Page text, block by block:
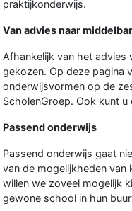
praktijkonderwijs.
Van advies naar
Afhankelijk van het
gekozen. Op deze pagina
onderwijsvormen op de
ScholenGroep. Ook kunt
Passend onderwijs
Passend onderwijs gaat
van de mogelijkheden van
willen we zoveel mogelijk
gewone school in hun